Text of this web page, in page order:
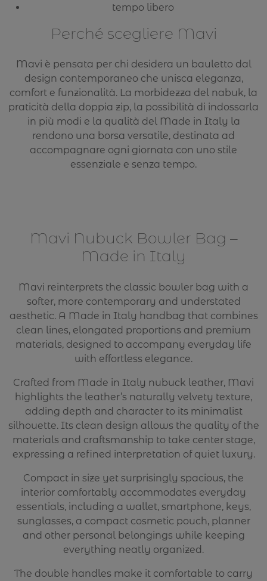
tempo libero
Perché scegliere Mavi
Mavi è pensata per chi desidera un bauletto dal
design contemporaneo che unisca eleganza,
comfort e funzionalità. La morbidezza del nabuk, la
praticità della doppia zip, la possibilità di indossarla
in più modi e la qualità del Made in Italy la
rendono una borsa versatile, destinata ad
accompagnare ogni giornata con uno stile
essenziale e senza tempo.
Mavi Nubuck Bowler Bag –
Made in Italy
Mavi reinterprets the classic bowler bag with a
softer, more contemporary and understated
aesthetic. A Made in Italy handbag that combines
clean lines, elongated proportions and premium
materials, designed to accompany everyday life
with effortless elegance.
Crafted from Made in Italy nubuck leather, Mavi
highlights the leather’s naturally velvety texture,
adding depth and character to its minimalist
silhouette. Its clean design allows the quality of the
materials and craftsmanship to take center stage,
expressing a refined interpretation of quiet luxury.
Compact in size yet surprisingly spacious, the
interior comfortably accommodates everyday
essentials, including a wallet, smartphone, keys,
sunglasses, a compact cosmetic pouch, planner
and other personal belongings while keeping
everything neatly organized.
The double handles make it comfortable to carry